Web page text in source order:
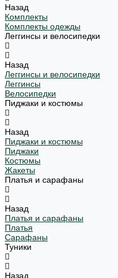
Назад
Комплекты
Комплекты одежды
Леггинсы и велосипедки
Назад
Леггинсы и велосипедки
Леггинсы
Велосипедки
Пиджаки и костюмы
Назад
Пиджаки и костюмы
Пиджаки
Костюмы
Жакеты
Платья и сарафаны
Назад
Платья и сарафаны
Платья
Сарафаны
Туники
Назад